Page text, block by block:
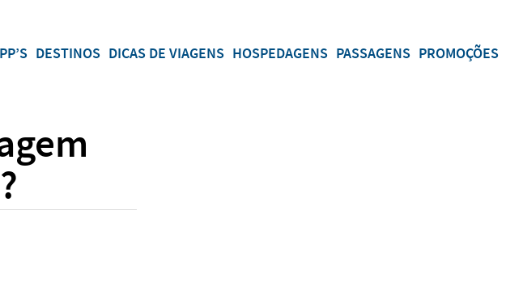
DESTINOS DICAS DE VIAGENS HOSPEDAGENS PASSAGENS PROMOÇÕES